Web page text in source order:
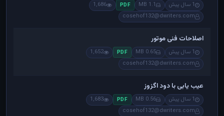
1 سال پیش 1.1 MB
PDF
1,686
cosehof132@dwriters.com
اصلاحات فنی موتور
1 سال پیش 0.65 MB
PDF
1,652
cosehof132@dwriters.com
عیب یابی با دود اگزوز
1 سال پیش 0.56 MB
PDF
1,683
cosehof132@dwriters.com